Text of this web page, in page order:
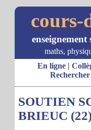
cours-
maths,
En ligne|
Rechercher
SOUTIEN
BRIEUC